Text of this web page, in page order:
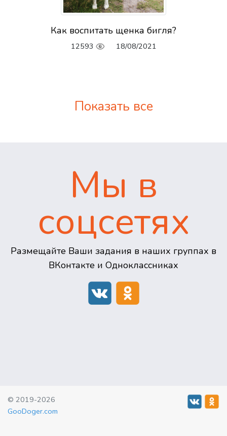
Как воспитать щенка бигля?
12593 18/08/2021
Показать все
Мы в
соцсетях
Размещайте Ваши задания в наших группах в
ВКонтакте и Одноклассниках
© 2019-2026
GooDoger.com